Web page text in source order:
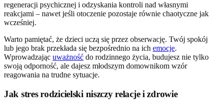
regeneracji psychicznej i odzyskania kontroli nad własnymi
reakcjami – nawet jeśli otoczenie pozostaje równie chaotyczne jak
wcześniej.
Warto pamiętać, że dzieci uczą się przez obserwację. Twój spokój
lub jego brak przekłada się bezpośrednio na ich emocje.
Wprowadzając uważność do rodzinnego życia, budujesz nie tylko
swoją odporność, ale dajesz młodszym domownikom wzór
reagowania na trudne sytuacje.
Jak stres rodzicielski niszczy relacje i zdrowie